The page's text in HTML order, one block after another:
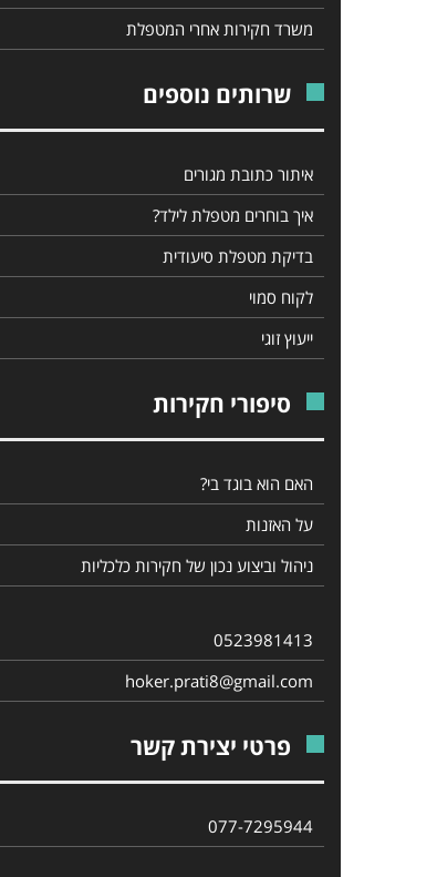
משרד חקירות אחרי המטפלת
שרותים נוספים
איתור כתובת מגורים
איך בוחרים מטפלת לילד?
בדיקת מטפלת סיעודית
לקוח סמוי
ייעוץ זוגי
סיפורי חקירות
האם הוא בוגד בי?
על האזנות
ניהול וביצוע נכון של חקירות כלכליות
0523981413
hoker.prati8@gmail.com
פרטי יצירת קשר
077-7295944‎